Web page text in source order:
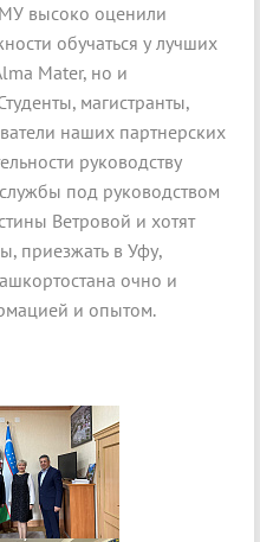
высоко оценили
обучаться у лучших
Mater, но и
магистранты,
наших партнерских
руководству
под руководством
Ветровой и хотят
приезжать в Уфу,
очно и
и опытом.